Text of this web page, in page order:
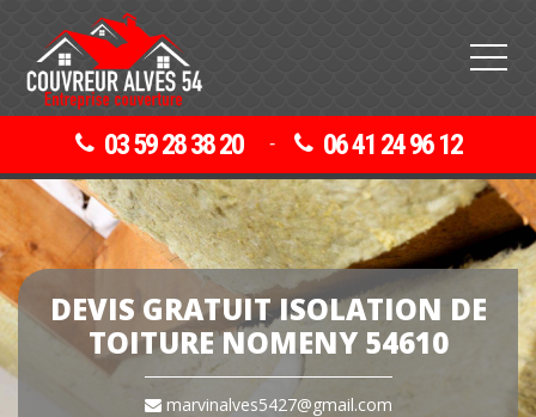
03 59 28 38 20 - 06 41 24 96 12
DEVIS GRATUIT ISOLATION DE
TOITURE NOMENY 54610
marvinalves5427@gmail.com